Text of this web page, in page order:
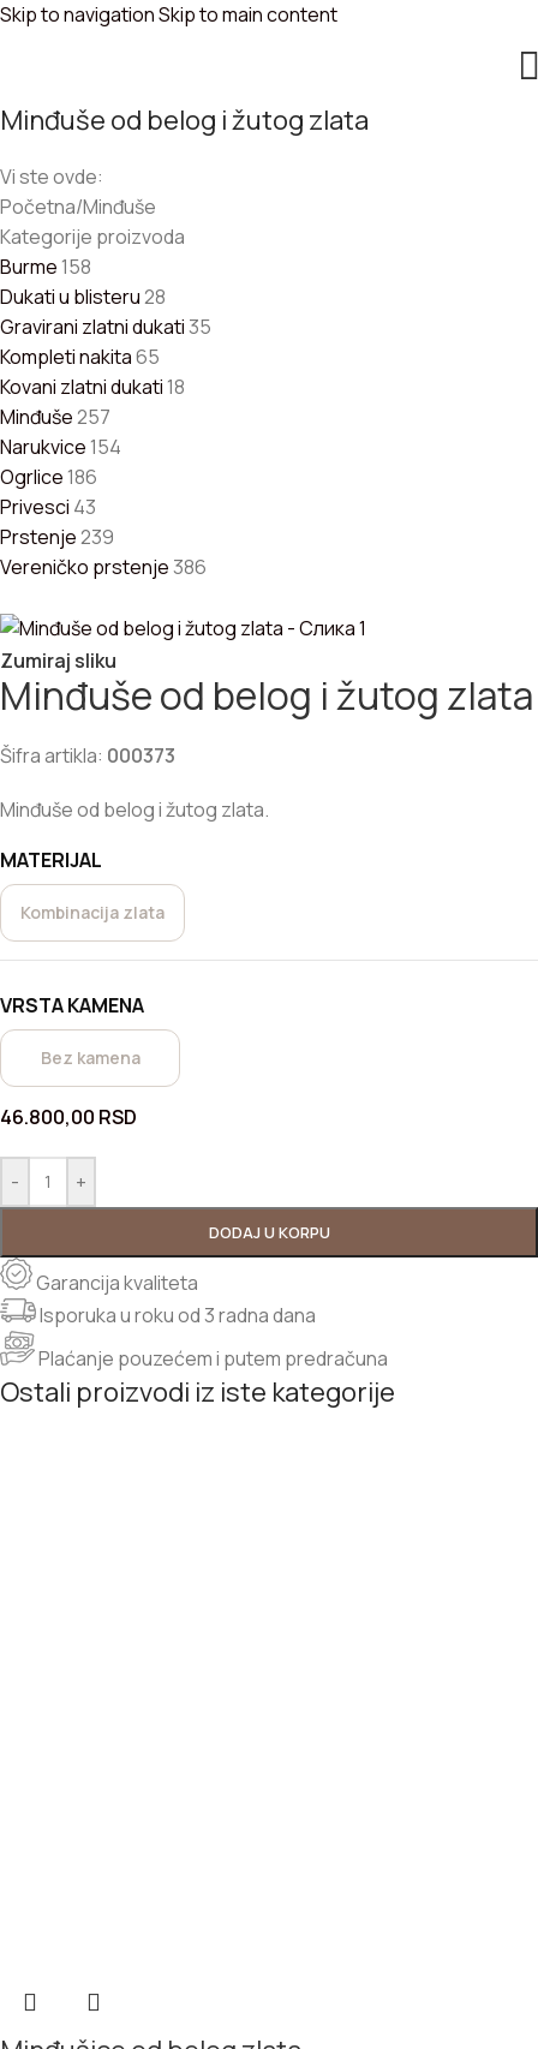
Skip to navigationSkip to main content
Minđuše od belog i žutog zlata
Vi ste ovde:
Početna/Minđuše
Kategorije proizvoda
Burme 158
Dukati u blisteru28
Gravirani zlatni dukati35
Kompleti nakita65
Kovani zlatni dukati 18
Minđuše257
Narukvice 154
Ogrlice 186
Privesci 43
Prstenje239
Vereničko prstenje386
Zumiraj sliku
Minđuše od belog i žutog zlata
Šifra artikla: 000373
Minđuše od belog i žutog zlata.
MATERIJAL
Kombinacija zlata
VRSTA KAMENA
Bez kamena
46.800,00 RSD
- +
DODAJ U KORPU
Garancija kvaliteta
Isporuka u roku od 3 radna dana
Plaćanje pouzećem i putem predračuna
Ostali proizvodi iz iste kategorije